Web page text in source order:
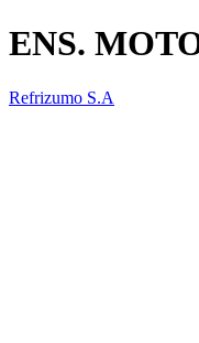
ENS.
Refrizumo S.A